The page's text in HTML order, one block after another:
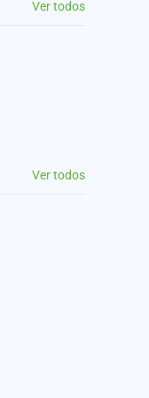
Ver todos
Ver todos